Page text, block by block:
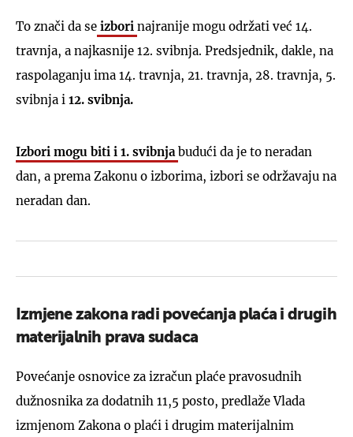
To znači da se izbori najranije mogu održati već 14.
travnja, a najkasnije 12. svibnja. Predsjednik, dakle, na
raspolaganju ima 14. travnja, 21. travnja, 28. travnja, 5.
svibnja i 12. svibnja.
Izbori mogu biti i 1. svibnjabudući da je to neradan
dan, a prema Zakonu o izborima, izbori se održavaju na
neradan dan.
Izmjene zakona radi povećanja plaća i drugih
materijalnih prava sudaca
Povećanje osnovice za izračun plaće pravosudnih
dužnosnika za dodatnih 11,5 posto, predlaže Vlada
izmjenom Zakona o plaći i drugim materijalnim